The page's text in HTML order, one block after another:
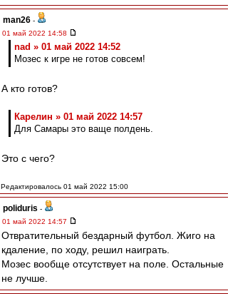
man26 -
01 май 2022 14:58
nad » 01 май 2022 14:52
Мозес к игре не готов совсем!
А кто готов?
Карелин » 01 май 2022 14:57
Для Самары это ваще полдень.
Это с чего?
Редактировалось 01 май 2022 15:00
poliduris -
01 май 2022 14:57
Отвратительный бездарный футбол. Жиго на
кдаление, по ходу, решил наиграть.
Мозес вообще отсутствует на поле. Остальные
не лучше.